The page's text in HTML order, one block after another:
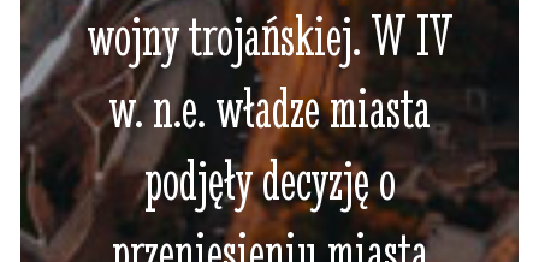
wojny trojańskiej. W IV
w. n.e. władze miasta
podjęły decyzję o